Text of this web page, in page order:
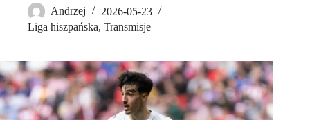
Andrzej
2026-05-23
Liga hiszpańska, Transmisje